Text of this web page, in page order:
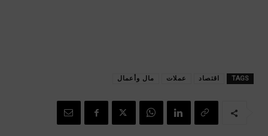
TAGS اقتصاد عملات مال وأعمال